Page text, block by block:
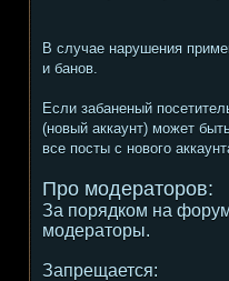
В случае нарушения
и банов.
Если забаненый
(новый аккаунт) может
все посты с нового
Про модераторов:
За порядком на
модераторы.
Запрещается: